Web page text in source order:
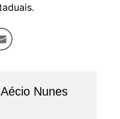
Nunes